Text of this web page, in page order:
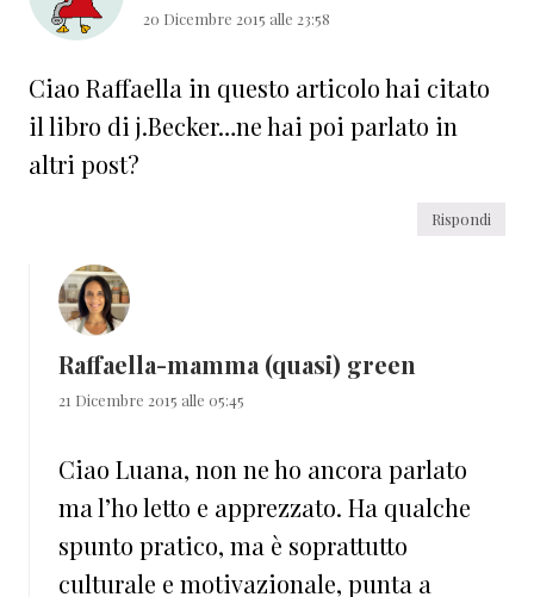
20 Dicembre 2015 alle 23:58
Ciao Raffaella in questo articolo hai citato
il libro di j.Becker…ne hai poi parlato in
altri post?
Rispondi
Raffaella-mamma (quasi) green
21 Dicembre 2015 alle 05:45
Ciao Luana, non ne ho ancora parlato
ma l’ho letto e apprezzato. Ha qualche
spunto pratico, ma è soprattutto
culturale e motivazionale, punta a